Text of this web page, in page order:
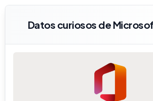
Datos curiosos de